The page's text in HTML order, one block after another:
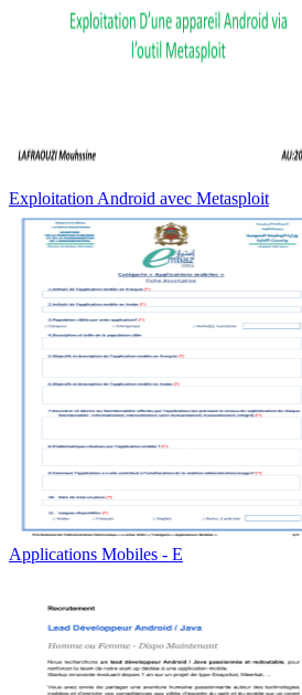
Exploitation Android avec Metasploit
Applications Mobiles - E